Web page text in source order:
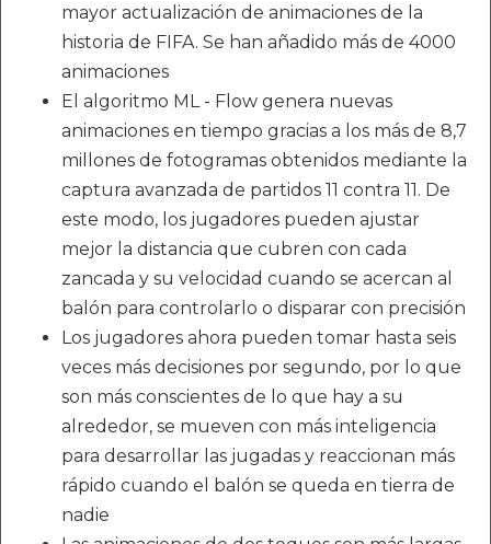
mayor actualización de animaciones de la
historia de FIFA. Se han añadido más de 4000
animaciones
El algoritmo ML - Flow genera nuevas
animaciones en tiempo gracias a los más de 8,7
millones de fotogramas obtenidos mediante la
captura avanzada de partidos 11 contra 11. De
este modo, los jugadores pueden ajustar
mejor la distancia que cubren con cada
zancada y su velocidad cuando se acercan al
balón para controlarlo o disparar con precisión
Los jugadores ahora pueden tomar hasta seis
veces más decisiones por segundo, por lo que
son más conscientes de lo que hay a su
alrededor, se mueven con más inteligencia
para desarrollar las jugadas y reaccionan más
rápido cuando el balón se queda en tierra de
nadie